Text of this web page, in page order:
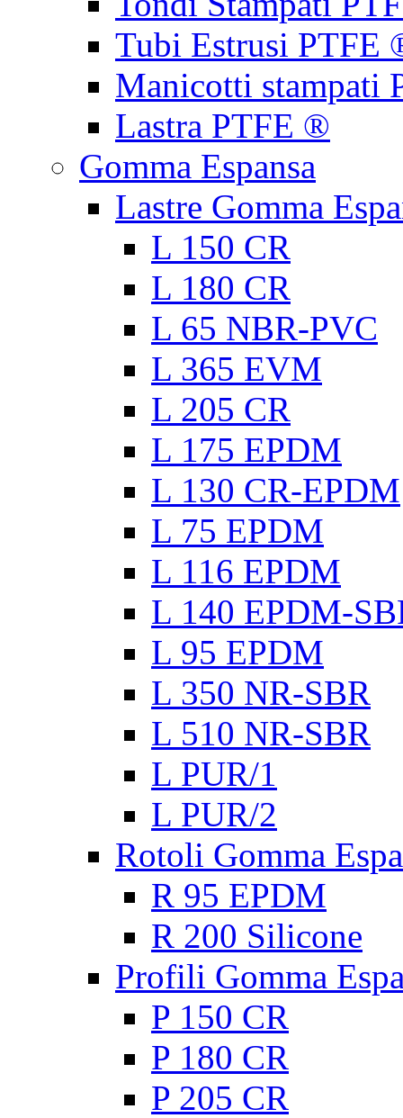
Tubi Estrusi PTFE
Manicotti stampati
Lastra PTFE ®
Gomma Espansa
Lastre Gomma
L 150 CR
L 180 CR
L 65 NBR-PVC
L 365 EVM
L 205 CR
L 175 EPDM
L 130 CR-EPDM
L 75 EPDM
L 116 EPDM
L 140 EPDM-
L 95 EPDM
L 350 NR-SBR
L 510 NR-SBR
L PUR/1
L PUR/2
Rotoli Gomma
R 95 EPDM
R 200 Silicone
Profili Gomma
P 150 CR
P 180 CR
P 205 CR